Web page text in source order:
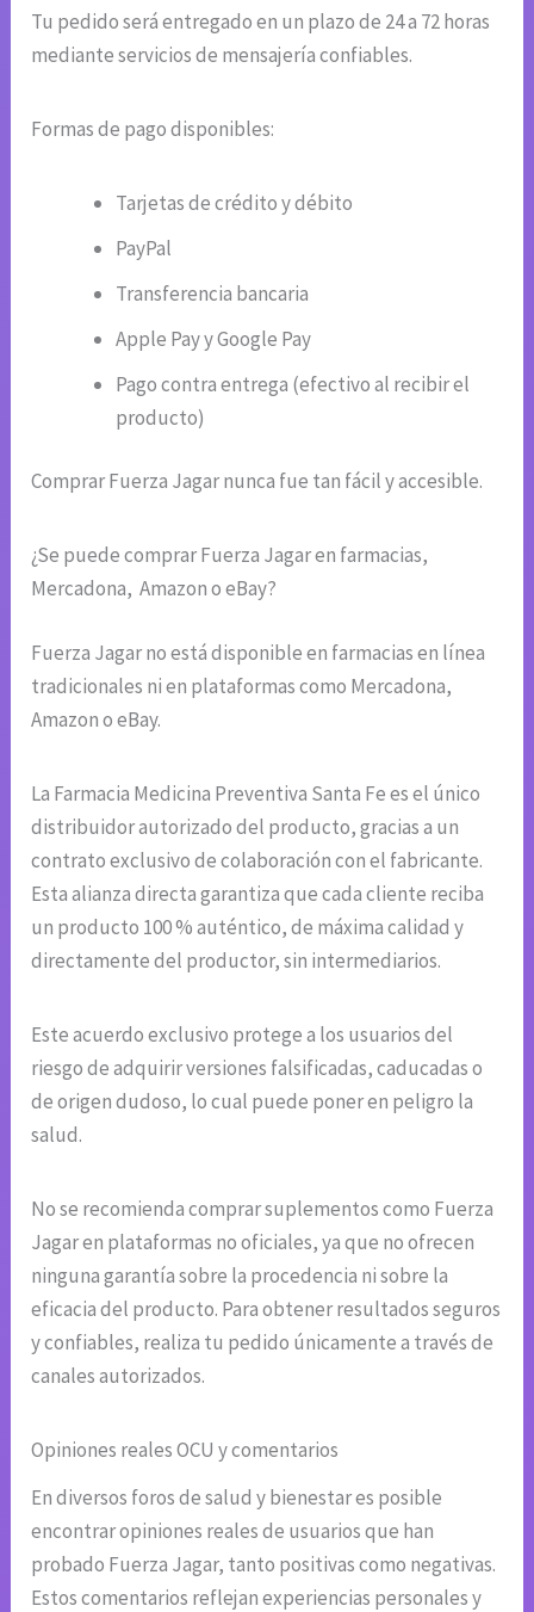
Tu pedido será entregado en un plazo de 24 a 72 horas
mediante servicios de mensajería confiables.
Formas de pago disponibles:
Tarjetas de crédito y débito
PayPal
Transferencia bancaria
Apple Pay y Google Pay
Pago contra entrega (efectivo al recibir el
producto)
Comprar Fuerza Jagar nunca fue tan fácil y accesible.
¿Se puede comprar Fuerza Jagar en farmacias,
Mercadona, Amazon o eBay?
Fuerza Jagar no está disponible en farmacias en línea
tradicionales ni en plataformas como Mercadona,
Amazon o eBay.
La Farmacia Medicina Preventiva Santa Fe es el único
distribuidor autorizado del producto, gracias a un
contrato exclusivo de colaboración con el fabricante.
Esta alianza directa garantiza que cada cliente reciba
un producto 100 % auténtico, de máxima calidad y
directamente del productor, sin intermediarios.
Este acuerdo exclusivo protege a los usuarios del
riesgo de adquirir versiones falsificadas, caducadas o
de origen dudoso, lo cual puede poner en peligro la
salud.
No se recomienda comprar suplementos como Fuerza
Jagar en plataformas no oficiales, ya que no ofrecen
ninguna garantía sobre la procedencia ni sobre la
eficacia del producto. Para obtener resultados seguros
y confiables, realiza tu pedido únicamente a través de
canales autorizados.
Opiniones reales OCU y comentarios
En diversos foros de salud y bienestar es posible
encontrar opiniones reales de usuarios que han
probado Fuerza Jagar, tanto positivas como negativas.
Estos comentarios reflejan experiencias personales y